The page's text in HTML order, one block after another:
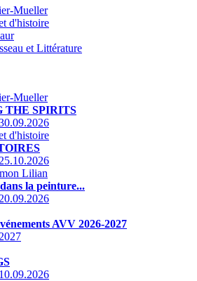
Mueller
d'histoire
et Littérature
Mueller
THE SPIRITS
d'histoire
Lilian
la peinture...
AVV 2026-2027